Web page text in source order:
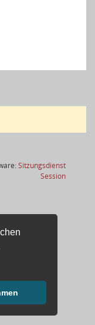
Sitzungsdienst
Session(Wird in